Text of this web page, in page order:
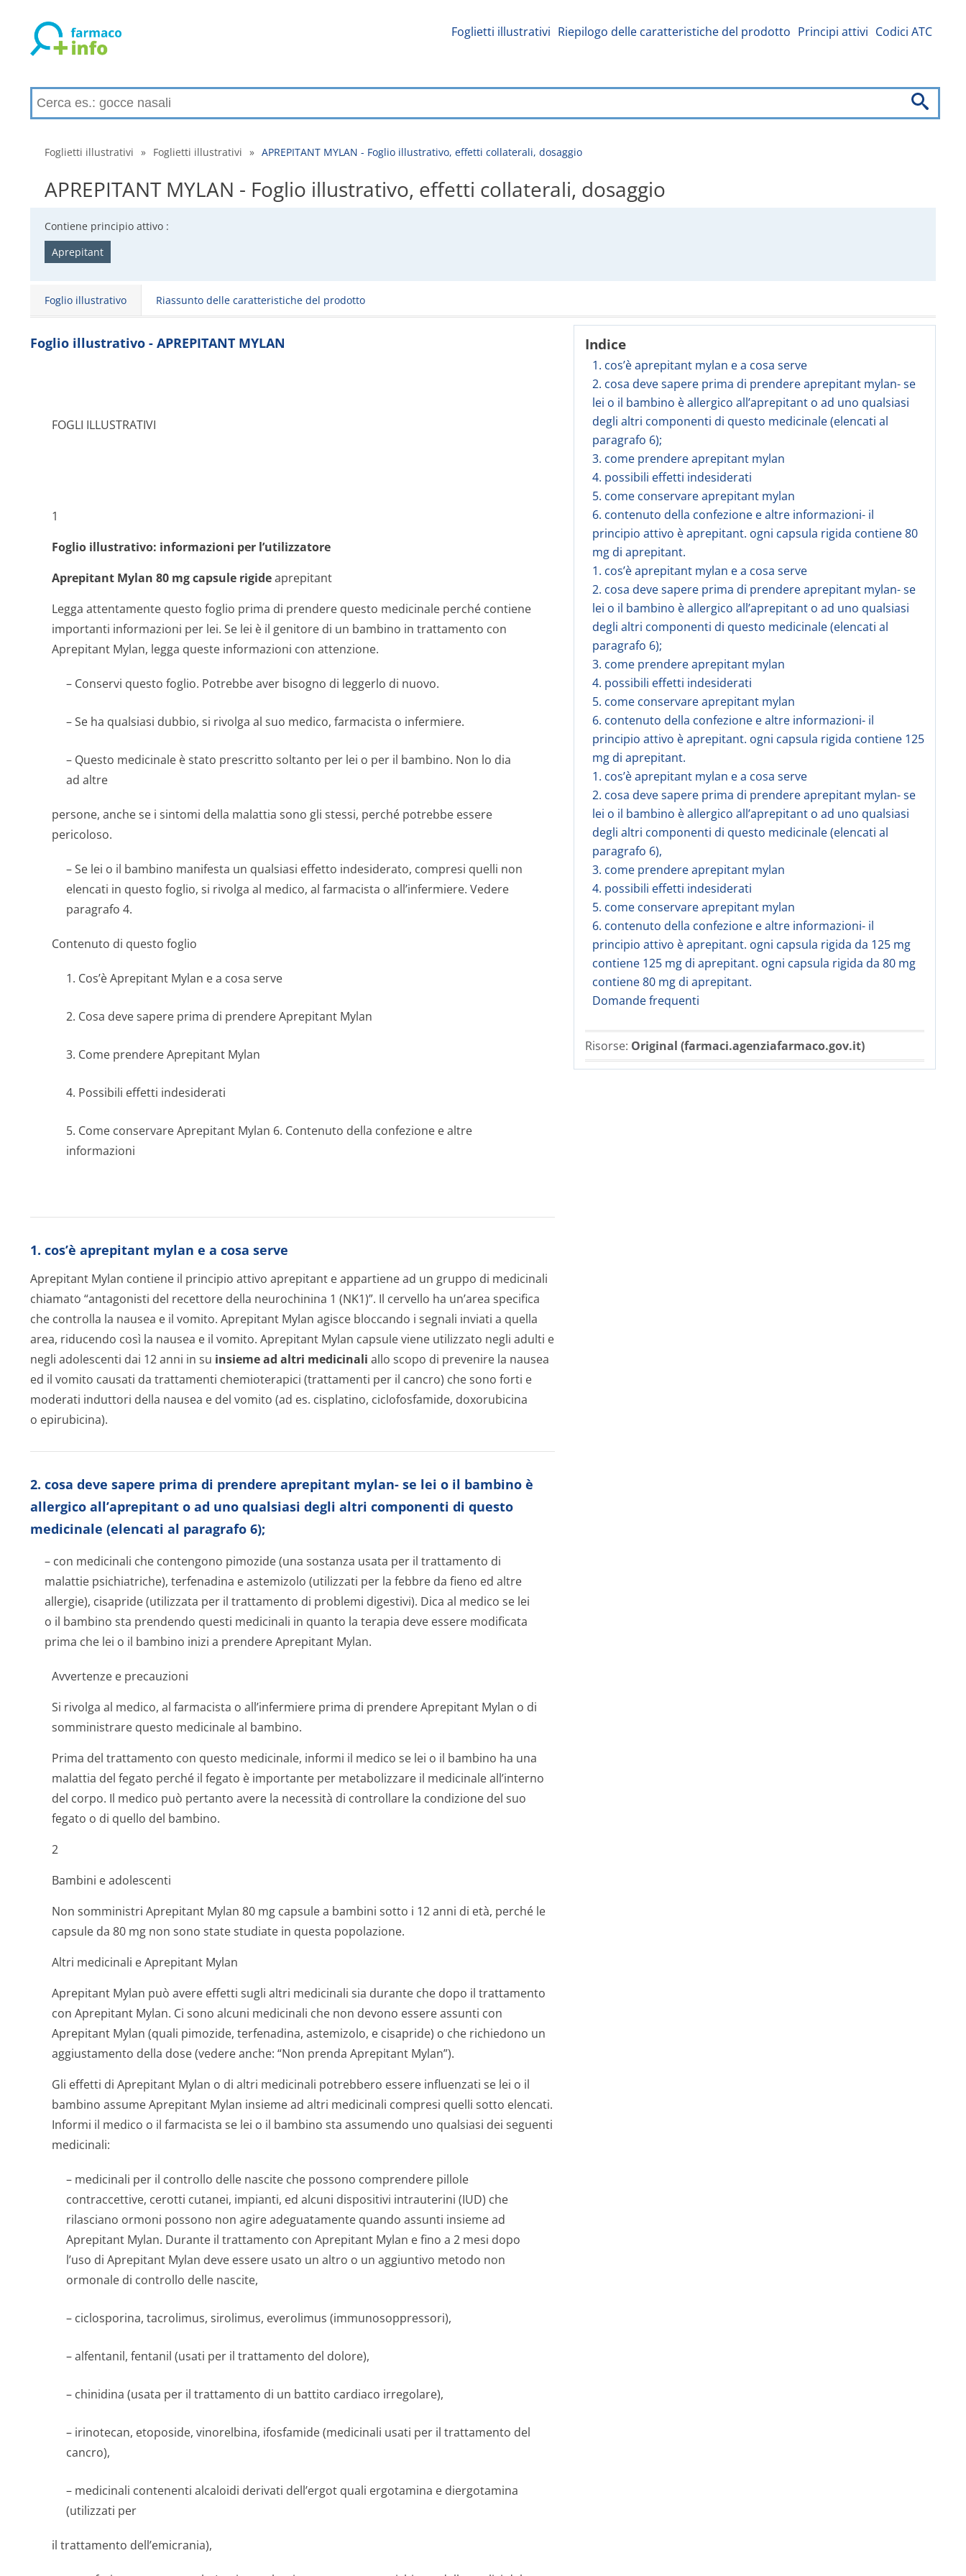
Foglietti illustrativi Riepilogo delle caratteristiche del prodotto Principi attivi Codici ATC
Foglietti illustrativi » Foglietti illustrativi » APREPITANT MYLAN - Foglio illustrativo, effetti collaterali, dosaggio
APREPITANT MYLAN - Foglio illustrativo, effetti collaterali, dosaggio
Contiene principio attivo :
Aprepitant
Foglio illustrativo Riassunto delle caratteristiche del prodotto
Indice
1. cos’è aprepitant mylan e a cosa serve
2. cosa deve sapere prima di prendere aprepitant mylan- se
lei o il bambino è allergico all’aprepitant o ad uno qualsiasi
degli altri componenti di questo medicinale (elencati al
paragrafo 6);
3. come prendere aprepitant mylan
4. possibili effetti indesiderati
5. come conservare aprepitant mylan
6. contenuto della confezione e altre informazioni- il
principio attivo è aprepitant. ogni capsula rigida contiene 80
mg di aprepitant.
1. cos’è aprepitant mylan e a cosa serve
2. cosa deve sapere prima di prendere aprepitant mylan- se
lei o il bambino è allergico all’aprepitant o ad uno qualsiasi
degli altri componenti di questo medicinale (elencati al
paragrafo 6);
3. come prendere aprepitant mylan
4. possibili effetti indesiderati
5. come conservare aprepitant mylan
6. contenuto della confezione e altre informazioni- il
principio attivo è aprepitant. ogni capsula rigida contiene 125
mg di aprepitant.
1. cos’è aprepitant mylan e a cosa serve
2. cosa deve sapere prima di prendere aprepitant mylan- se
lei o il bambino è allergico all’aprepitant o ad uno qualsiasi
degli altri componenti di questo medicinale (elencati al
paragrafo 6),
3. come prendere aprepitant mylan
4. possibili effetti indesiderati
5. come conservare aprepitant mylan
6. contenuto della confezione e altre informazioni- il
principio attivo è aprepitant. ogni capsula rigida da 125 mg
contiene 125 mg di aprepitant. ogni capsula rigida da 80 mg
contiene 80 mg di aprepitant.
Domande frequenti
Risorse: Original (farmaci.agenziafarmaco.gov.it)
Foglio illustrativo - APREPITANT MYLAN
FOGLI ILLUSTRATIVI
1
Foglio illustrativo: informazioni per l’utilizzatore
Aprepitant Mylan 80 mg capsule rigideaprepitant
Legga attentamente questo foglio prima di prendere questo medicinale perché contiene
importanti informazioni per lei. Se lei è il genitore di un bambino in trattamento con
Aprepitant Mylan, legga queste informazioni con attenzione.
– Conservi questo foglio. Potrebbe aver bisogno di leggerlo di nuovo.
– Se ha qualsiasi dubbio, si rivolga al suo medico, farmacista o infermiere.
– Questo medicinale è stato prescritto soltanto per lei o per il bambino. Non lo dia
ad altre
persone, anche se i sintomi della malattia sono gli stessi, perché potrebbe essere
pericoloso.
– Se lei o il bambino manifesta un qualsiasi effetto indesiderato, compresi quelli non
elencati in questo foglio, si rivolga al medico, al farmacista o all’infermiere. Vedere
paragrafo 4.
Contenuto di questo foglio
1. Cos’è Aprepitant Mylan e a cosa serve
2. Cosa deve sapere prima di prendere Aprepitant Mylan
3. Come prendere Aprepitant Mylan
4. Possibili effetti indesiderati
5. Come conservare Aprepitant Mylan 6. Contenuto della confezione e altre
informazioni
1. cos’è aprepitant mylan e a cosa serve
Aprepitant Mylan contiene il principio attivo aprepitant e appartiene ad un gruppo di medicinali
chiamato “antagonisti del recettore della neurochinina 1 (NK1)”. Il cervello ha un’area specifica
che controlla la nausea e il vomito. Aprepitant Mylan agisce bloccando i segnali inviati a quella
area, riducendo così la nausea e il vomito. Aprepitant Mylan capsule viene utilizzato negli adulti e
negli adolescenti dai 12 anni in su insieme ad altri medicinali allo scopo di prevenire la nausea
ed il vomito causati da trattamenti chemioterapici (trattamenti per il cancro) che sono forti e
moderati induttori della nausea e del vomito (ad es. cisplatino, ciclofosfamide, doxorubicina
o epirubicina).
2. cosa deve sapere prima di prendere aprepitant mylan- se lei o il bambino è
allergico all’aprepitant o ad uno qualsiasi degli altri componenti di questo
medicinale (elencati al paragrafo 6);
– con medicinali che contengono pimozide (una sostanza usata per il trattamento di
malattie psichiatriche), terfenadina e astemizolo (utilizzati per la febbre da fieno ed altre
allergie), cisapride (utilizzata per il trattamento di problemi digestivi). Dica al medico se lei
o il bambino sta prendendo questi medicinali in quanto la terapia deve essere modificata
prima che lei o il bambino inizi a prendere Aprepitant Mylan.
Avvertenze e precauzioni
Si rivolga al medico, al farmacista o all’infermiere prima di prendere Aprepitant Mylan o di
somministrare questo medicinale al bambino.
Prima del trattamento con questo medicinale, informi il medico se lei o il bambino ha una
malattia del fegato perché il fegato è importante per metabolizzare il medicinale all’interno
del corpo. Il medico può pertanto avere la necessità di controllare la condizione del suo
fegato o di quello del bambino.
2
Bambini e adolescenti
Non somministri Aprepitant Mylan 80 mg capsule a bambini sotto i 12 anni di età, perché le
capsule da 80 mg non sono state studiate in questa popolazione.
Altri medicinali e Aprepitant Mylan
Aprepitant Mylan può avere effetti sugli altri medicinali sia durante che dopo il trattamento
con Aprepitant Mylan. Ci sono alcuni medicinali che non devono essere assunti con
Aprepitant Mylan (quali pimozide, terfenadina, astemizolo, e cisapride) o che richiedono un
aggiustamento della dose (vedere anche: “Non prenda Aprepitant Mylan”).
Gli effetti di Aprepitant Mylan o di altri medicinali potrebbero essere influenzati se lei o il
bambino assume Aprepitant Mylan insieme ad altri medicinali compresi quelli sotto elencati.
Informi il medico o il farmacista se lei o il bambino sta assumendo uno qualsiasi dei seguenti
medicinali:
– medicinali per il controllo delle nascite che possono comprendere pillole
contraccettive, cerotti cutanei, impianti, ed alcuni dispositivi intrauterini (IUD) che
rilasciano ormoni possono non agire adeguatamente quando assunti insieme ad
Aprepitant Mylan. Durante il trattamento con Aprepitant Mylan e fino a 2 mesi dopo
l’uso di Aprepitant Mylan deve essere usato un altro o un aggiuntivo metodo non
ormonale di controllo delle nascite,
– ciclosporina, tacrolimus, sirolimus, everolimus (immunosoppres­sori),
– alfentanil, fentanil (usati per il trattamento del dolore),
– chinidina (usata per il trattamento di un battito cardiaco irregolare),
– irinotecan, etoposide, vinorelbina, ifosfamide (medicinali usati per il trattamento del
cancro),
– medicinali contenenti alcaloidi derivati dell’ergot quali ergotamina e diergotamina
(utilizzati per
il trattamento dell’emicrania),